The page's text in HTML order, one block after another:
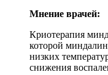
Мнение врачей:
Криотерапия
которой
низких
снижения